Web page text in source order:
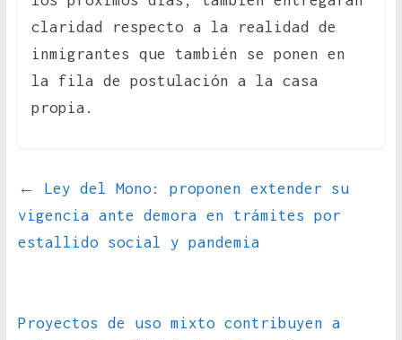
claridad respecto a la realidad de
inmigrantes que también se ponen en
la fila de postulación a la casa
propia.
←
Ley del Mono: proponen extender su
vigencia ante demora en trámites por
estallido social y pandemia
Proyectos de uso mixto contribuyen a